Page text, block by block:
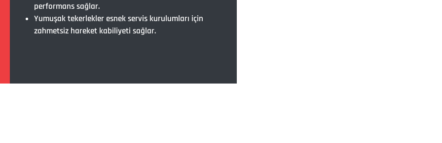
performans sağlar.
Yumuşak tekerlekler esnek servis kurulumları için
zahmetsiz hareket kabiliyeti sağlar.